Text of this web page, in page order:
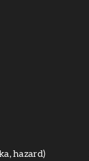
hazard)